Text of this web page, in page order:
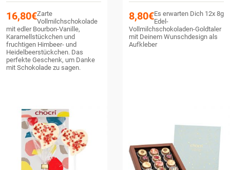
Botschaft in einer
hochwertigen Holzkiste
16,80€Zarte
Vollmilchschokolade
mit edler Bourbon-Vanille,
Karamellstückchen und
fruchtigen Himbeer- und
Heidelbeerstückchen. Das
perfekte Geschenk, um Danke
mit Schokolade zu sagen.
8,80€Es erwarten Dich 12x 8g
Edel-
Vollmilchschokoladen-Goldtaler
mit Deinem Wunschdesign als
Aufkleber